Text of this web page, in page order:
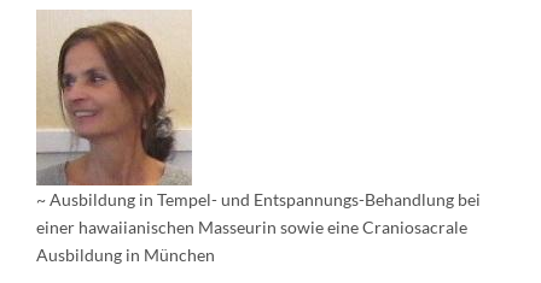
~ Ausbildung in Tempel- und Entspannungs-Behandlung bei
einer hawaiianischen Masseurin sowie eine Craniosacrale
Ausbildung in München